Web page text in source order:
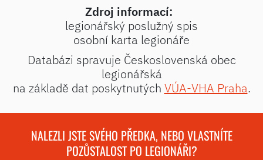
Zdroj informací:
legionářský poslužný spis
osobní karta legionáře
Databázi spravuje Československá obec
legionářská
na základě dat poskytnutých VÚA-VHA Praha.
NALEZLI JSTE SVÉHO PŘEDKA, NEBO VLASTNÍTE
POZŮSTALOST PO LEGIONÁŘI?